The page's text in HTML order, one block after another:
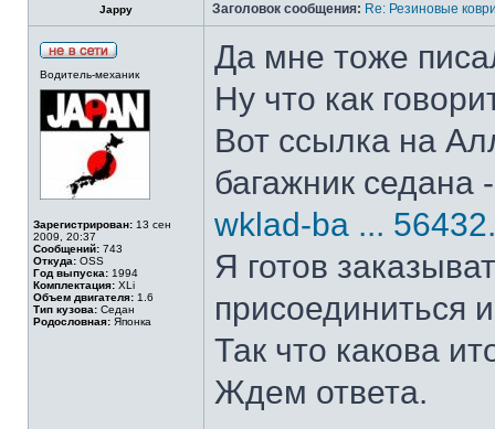
Jappy Заголовок сообщения: Re: Резиновые
Водитель-механик
Зарегистрирован: 13 сен
2009, 20:37
Сообщений: 743
Откуда: OSS
Год выпуска: 1994
Комплектация: XLi
Объем двигателя: 1.6
Тип кузова: Седан
Родословная: Японка
Да мне тоже
Ну что как
Вот ссылка на
багажник седана
wklad-ba ...
Я готов
присоединиться
Так что какова
Ждем ответа.